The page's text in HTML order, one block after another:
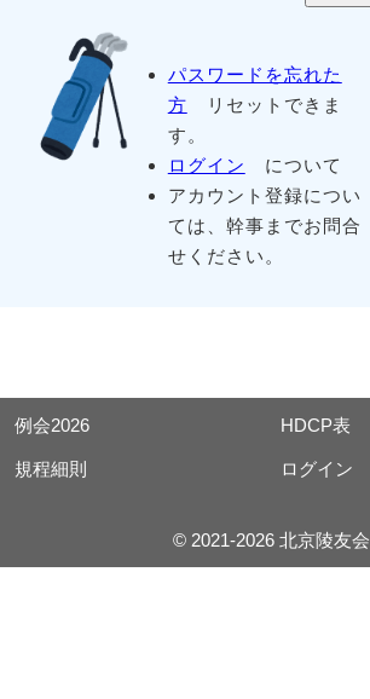
パスワードを忘れた
方 リセットできま
す。
ログイン
について
アカウント登録につい
ては、幹事までお問合
せください。
例会2026 HDCP表
規程細則 ログイン
© 2021-2026 北京陵友会